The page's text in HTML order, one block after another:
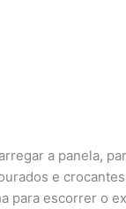
a panela,
e
para escorrer o